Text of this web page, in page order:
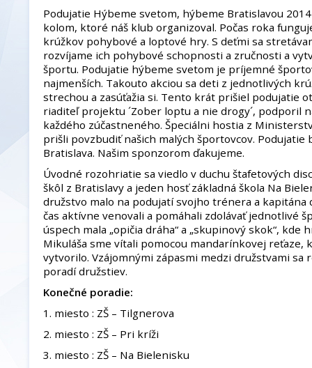
Podujatie Hýbeme svetom, hýbeme Bratislavou
kolom, ktoré náš klub organizoval. Počas roka
krúžkov pohybové a loptové hry. S deťmi sa
rozvíjame ich pohybové schopnosti a zručnosti a
športu. Podujatie hýbeme svetom je príjemné
najmenších. Takouto akciou sa deti z jednotlivých
strechou a zasúťažia si. Tento krát prišiel podujatie
riaditeľ projektu ´Zober loptu a nie drogy´, podporil
každého zúčastneného. Špeciálni hostia z
prišli povzbudiť našich malých športovcov.
Bratislava. Našim sponzorom ďakujeme.
Úvodné rozohriatie sa viedlo v duchu štafetových
škôl z Bratislavy a jeden hosť základná škola Na
družstvo malo na podujatí svojho trénera a kapitána
čas aktívne venovali a pomáhali zdolávať jednotlivé
úspech mala „opičia dráha“ a „skupinový skok“, kde
Mikuláša sme vítali pomocou mandarínkovej reťaze,
vytvorilo. Vzájomnými zápasmi medzi družstvami sa
poradí družstiev.
Konečné poradie:
1. miesto : ZŠ – Tilgnerova
2. miesto : ZŠ – Pri kríži
3. miesto : ZŠ – Na Bielenisku